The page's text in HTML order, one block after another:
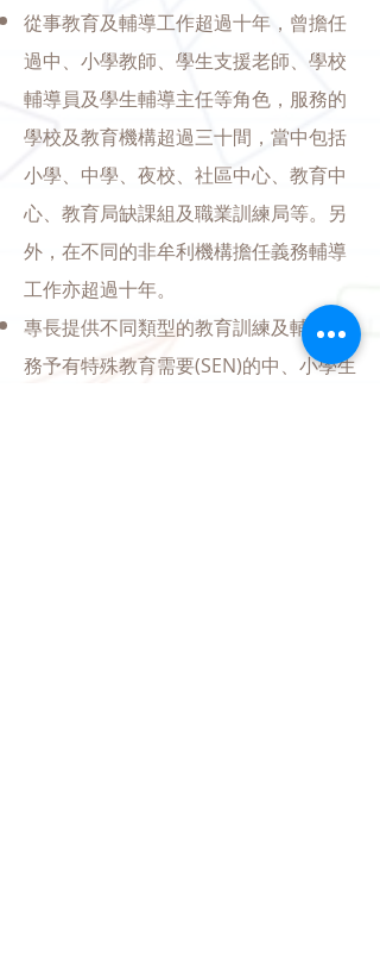
從事教育及輔導工作超過十年，曾擔任
過中、小學教師、學生支援老師、學校
輔導員及學生輔導主任等角色，服務的
學校及教育機構超過三十間，當中包括
小學、中學、夜校、社區中心、教育中
心、教育局缺課組及職業訓練局等。另
外，在不同的非牟利機構擔任義務輔導
工作亦超過十年。
專長提供不同類型的教育訓練及輔導服
務予有特殊教育需要(SEN)的中、小學生